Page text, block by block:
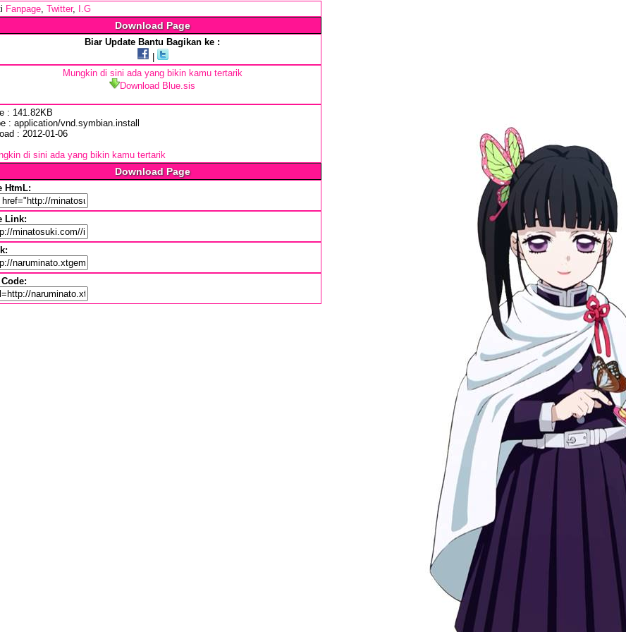
Fanpage, Twitter, I.G
Download Page
Biar Update Bantu Bagikan ke :
Mungkin di sini ada yang bikin kamu tertarik
Download Blue.sis
: 141.82KB
: application/vnd.symbian.install
: 2012-01-06
di sini ada yang bikin kamu tertarik
Download Page
HtmL:
Link:
Code: